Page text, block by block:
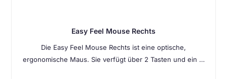
Easy Feel Mouse Rechts
Die Easy Feel Mouse Rechts ist eine optische,
ergonomische Maus. Sie verfügt über 2 Tasten und ein …